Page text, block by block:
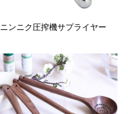
ニンニク圧搾機サプライヤー